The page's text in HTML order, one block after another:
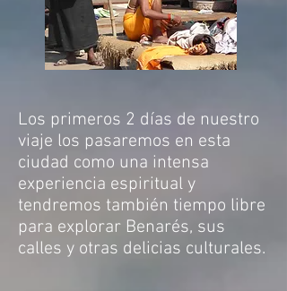
Los primeros 2 días de nuestro
viaje los pasaremos en esta
ciudad como una intensa
experiencia espiritual y
tendremos también tiempo libre
para explorar Benarés, sus
calles y otras delicias culturales.